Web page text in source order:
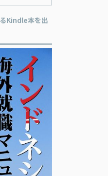
Kindle本を出